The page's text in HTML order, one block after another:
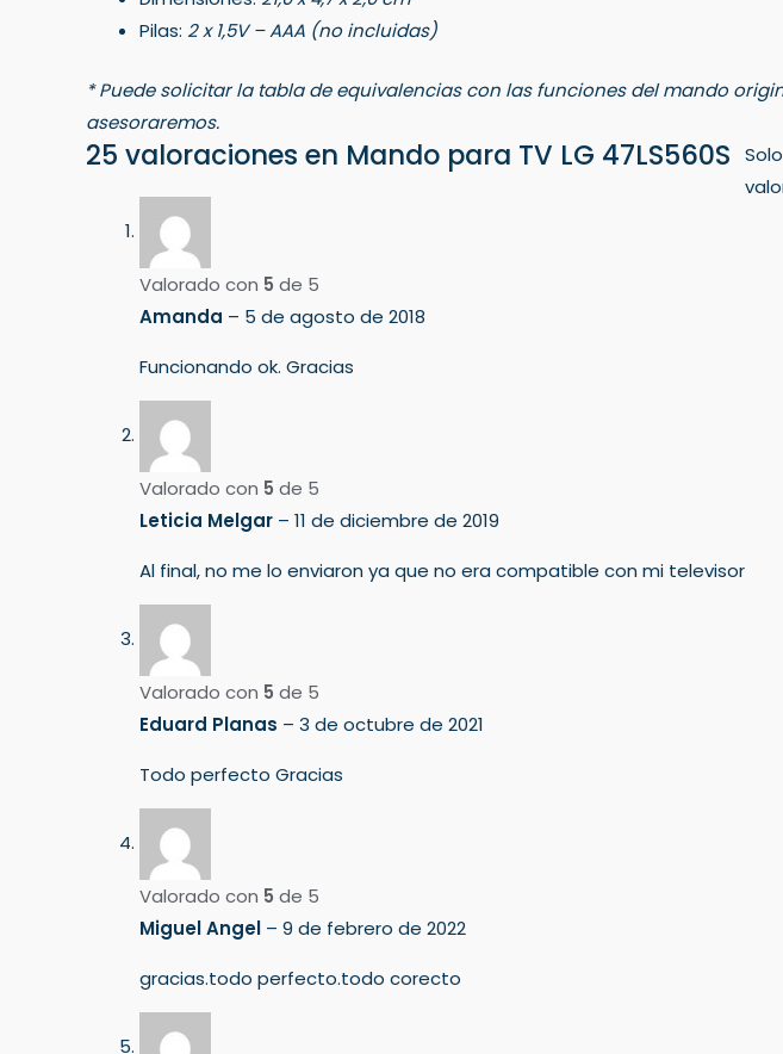
Pilas: 2 x 1,5V – AAA (no incluidas)
* Puede solicitar la tabla de equivalencias con las funciones del mando
asesoraremos.
25 valoraciones en Mando para TV LG 47LS560S
Valorado con 5 de 5
Amanda – 5 de agosto de 2018
Funcionando ok. Gracias
Valorado con 5 de 5
Leticia Melgar – 11 de diciembre de 2019
Al final, no me lo enviaron ya que no era compatible con mi televisor
Valorado con 5 de 5
Eduard Planas – 3 de octubre de 2021
Todo perfecto Gracias
Valorado con 5 de 5
Miguel Angel – 9 de febrero de 2022
gracias.todo perfecto.todo corecto